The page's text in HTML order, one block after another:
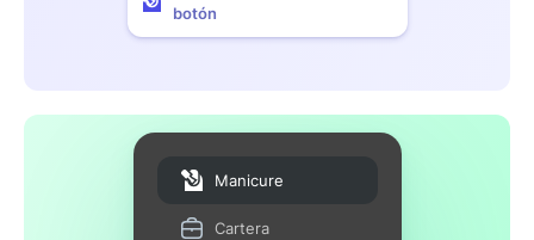
botón
Manicure
Cartera